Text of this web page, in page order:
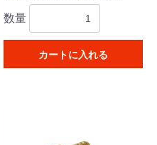
数量
カートに入れる